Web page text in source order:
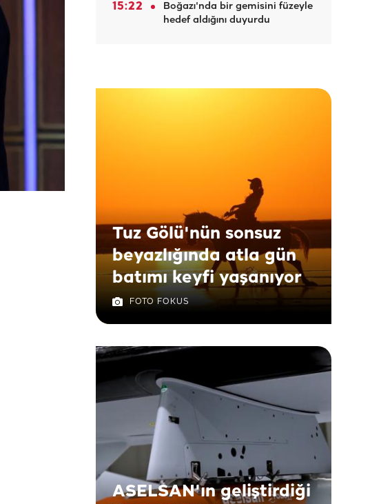
15:22
Boğazı'nda bir gemisini füzeyle
hedef aldığını duyurdu
Tuz Gölü'nün sonsuz
beyazlığında atla gün
batımı keyfi yaşanıyor
FOTO FOKUS
ASELSAN'ın geliştirdiği